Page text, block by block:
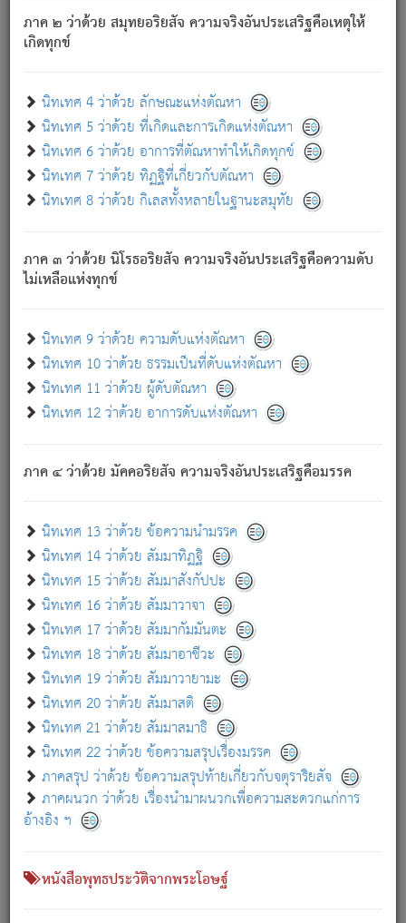
ภาค ๒ ว่าด้วย สมุทยอริยสัจ ความจริงอันประเสริฐคือเหตุให้
เกิดทุกข์
นิทเทศ 4 ว่าด้วย ลักษณะแห่งตัณหา
นิทเทศ 5 ว่าด้วย ที่เกิดและการเกิดแห่งตัณหา
นิทเทศ 6 ว่าด้วย อาการที่ตัณหาทำให้เกิดทุกข์
นิทเทศ 7 ว่าด้วย ทิฏฐิที่เกี่ยวกับตัณหา
นิทเทศ 8 ว่าด้วย กิเลสทั้งหลายในฐานะสมุทัย
ภาค ๓ ว่าด้วย นิโรธอริยสัจ ความจริงอันประเสริฐคือความดับ
ไม่เหลือแห่งทุกข์
นิทเทศ 9 ว่าด้วย ความดับแห่งตัณหา
นิทเทศ 10 ว่าด้วย ธรรมเป็นที่ดับแห่งตัณหา
นิทเทศ 11 ว่าด้วย ผู้ดับตัณหา
นิทเทศ 12 ว่าด้วย อาการดับแห่งตัณหา
ภาค ๔ ว่าด้วย มัคคอริยสัจ ความจริงอันประเสริฐคือมรรค
นิทเทศ 13 ว่าด้วย ข้อความนำมรรค
นิทเทศ 14 ว่าด้วย สัมมาทิฏฐิ
นิทเทศ 15 ว่าด้วย สัมมาสังกัปปะ
นิทเทศ 16 ว่าด้วย สัมมาวาจา
นิทเทศ 17 ว่าด้วย สัมมากัมมันตะ
นิทเทศ 18 ว่าด้วย สัมมาอาชีวะ
นิทเทศ 19 ว่าด้วย สัมมาวายามะ
นิทเทศ 20 ว่าด้วย สัมมาสติ
นิทเทศ 21 ว่าด้วย สัมมาสมาธิ
นิทเทศ 22 ว่าด้วย ข้อความสรุปเรื่องมรรค
ภาคสรุป ว่าด้วย ข้อความสรุปท้ายเกี่ยวกับจตุราริยสัจ
ภาคผนวก ว่าด้วย เรื่องนำมาผนวกเพื่อความสะดวกแก่การ
อ้างอิง ฯ
หนังสือพุทธประวัติจากพระโอษฐ์
อันเป็นไปในที่หรือเวลาทั้งปวง[3]เพื่อความมีแห่งประโยชน์โดย
ประการทั้งปวง; ภพทั้งหลายทั้งหมดนั้น ไม่เที่ยง เป็นทุกข์ มี
ความแปรปรวนเป็นธรรมดา.
อย่างนี้อยู่; เขาย่อมละภวตัณหาได้ และไม่เพลิดเพลินวิภวตัณหา
ด้วย.
ความดับเพราะความสำรอกไม่เหลือ (แห่งภพทั้งหลาย)
เพราะความสิ้นไปแห่งตัณหาโดยประการทั้งปวง นั้นคือ
นิพพาน.
ภพใหม่ย่อมไม่มีแก่ภิกษุนั้น ผู้ดับเย็นสนิทแล้ว เพราะไม่มี
ภิกษุนั้น เป็นผู้ครอบงำมารได้แล้ว ชนะสงครามแล้ว ก้าวล่วง
ภพทั้งหลายทั้งปวงได้แล้ว เป็นผู้คงที่ (คือไม่เปลี่ยนแปลงอีกต่อ
- อุ.ขุ. ๒๕/๑๒๑/๘๔.
(ข้อความนี้ เป็นพระพุทธอุทานที่ทรงเปล่งออก ที่โคนต้นโพธิ์
เป็นที่ตรัสรู้ เมื่อตรัสรู้แล้วได้ 7 วัน)
เกี่ยวกับธรรมโฆษณ์ออนไลน์ (Disclaimer)
แม้ระบบ "ธรรมโฆษณ์ออนไลน์" พยายามปรับปรุงข้อมูลให้ถูกต้องมากที่สุด
ผู้ศึกษาก็พึงตรวจสอบกับตัวเล่มหนังสือต้นฉบับ ที่มีการพิมพ์ครั้งล่าสุด
ก่อนนำข้อมูลไปใช้ในการอ้างอิง"
เกี่ยวกับอัตถจารี|เกี่ยวกับการพัฒนา|แจ้งข้อผิดพลาด / แนะนำ
หนังสือที่เกี่ยวข้อง